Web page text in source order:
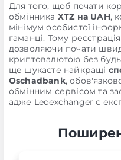
Для того, щоб почати
обмінника XTZ на UAH,
мінімум особистої
гаманці. Тому
дозволяючи почати
криптовалютою без
ще шукаєте найкращі
Oschadbank,
обмінним сервісом та
адже Leoexchanger є